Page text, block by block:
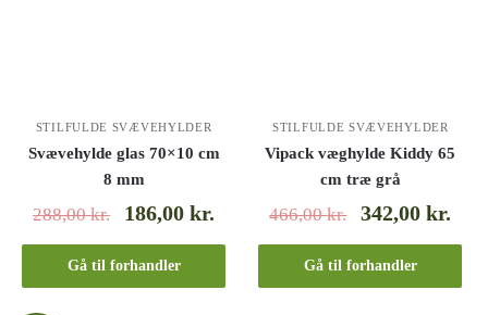
STILFULDE SVÆVEHYLDER
Svævehylde glas 70×10 cm
8 mm
288,00kr. 186,00kr.
Gå til forhandler
STILFULDE SVÆVEHYLDER
Vipack væghylde Kiddy 65
cm træ grå
466,00kr. 342,00kr.
Gå til forhandler